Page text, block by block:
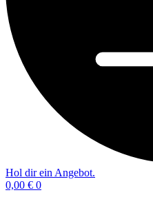
Hol dir ein Angebot.
0,00 € 0